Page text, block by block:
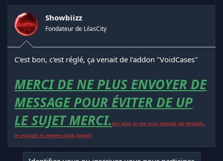
i
o
n
Showbiizz
Fondateur de LilasCity
C'est bon, c'est réglé, ça venait de l'addon "VoidCases"
MERCI DE NE PLUS ENVOYER DE
MESSAGE POUR ÉVITER DE UP
LE SUJET MERCI.(en plus je me suis trompé de threads,
je voulais le mettre dans gmod)